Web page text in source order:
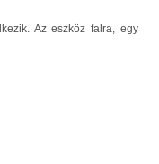
Az eszköz falra, egy